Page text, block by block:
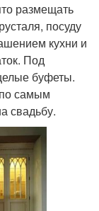
размещать
посуду
кухни и
Под
буфеты.
самым
свадьбу.